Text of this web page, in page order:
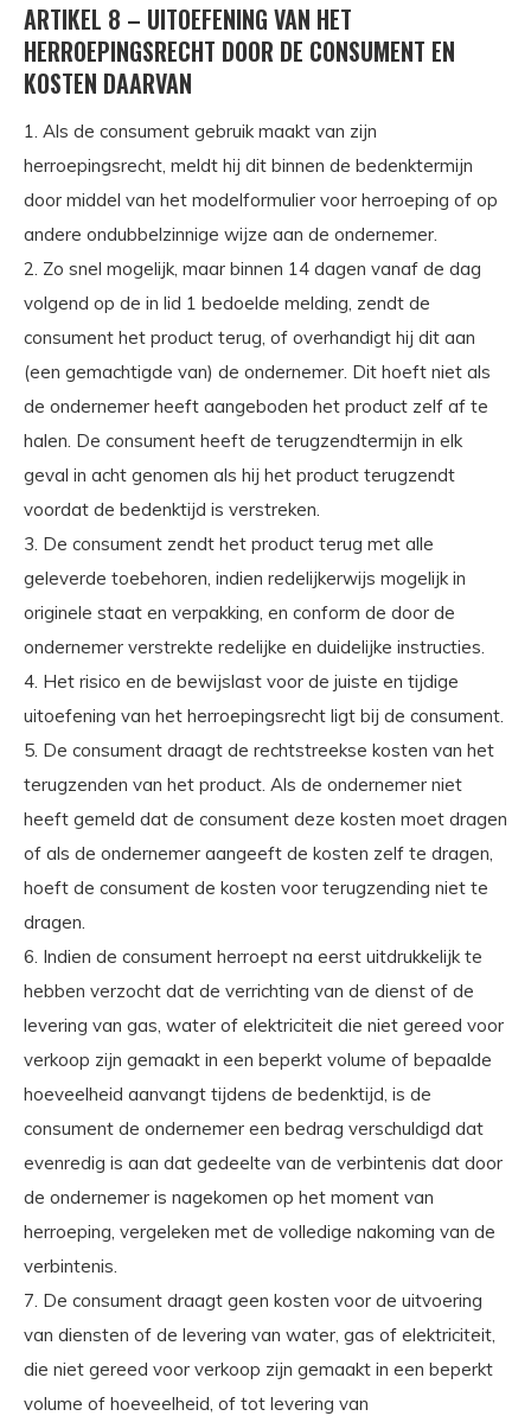
ARTIKEL 8 – UITOEFENING VAN HET
HERROEPINGSRECHT DOOR DE CONSUMENT EN
KOSTEN DAARVAN
1. Als de consument gebruik maakt van zijn
herroepingsrecht, meldt hij dit binnen de bedenktermijn
door middel van het modelformulier voor herroeping of op
andere ondubbelzinnige wijze aan de ondernemer.
2. Zo snel mogelijk, maar binnen 14 dagen vanaf de dag
volgend op de in lid 1 bedoelde melding, zendt de
consument het product terug, of overhandigt hij dit aan
(een gemachtigde van) de ondernemer. Dit hoeft niet als
de ondernemer heeft aangeboden het product zelf af te
halen. De consument heeft de terugzendtermijn in elk
geval in acht genomen als hij het product terugzendt
voordat de bedenktijd is verstreken.
3. De consument zendt het product terug met alle
geleverde toebehoren, indien redelijkerwijs mogelijk in
originele staat en verpakking, en conform de door de
ondernemer verstrekte redelijke en duidelijke instructies.
4. Het risico en de bewijslast voor de juiste en tijdige
uitoefening van het herroepingsrecht ligt bij de consument.
5. De consument draagt de rechtstreekse kosten van het
terugzenden van het product. Als de ondernemer niet
heeft gemeld dat de consument deze kosten moet dragen
of als de ondernemer aangeeft de kosten zelf te dragen,
hoeft de consument de kosten voor terugzending niet te
dragen.
6. Indien de consument herroept na eerst uitdrukkelijk te
hebben verzocht dat de verrichting van de dienst of de
levering van gas, water of elektriciteit die niet gereed voor
verkoop zijn gemaakt in een beperkt volume of bepaalde
hoeveelheid aanvangt tijdens de bedenktijd, is de
consument de ondernemer een bedrag verschuldigd dat
evenredig is aan dat gedeelte van de verbintenis dat door
de ondernemer is nagekomen op het moment van
herroeping, vergeleken met de volledige nakoming van de
verbintenis.
7. De consument draagt geen kosten voor de uitvoering
van diensten of de levering van water, gas of elektriciteit,
die niet gereed voor verkoop zijn gemaakt in een beperkt
volume of hoeveelheid, of tot levering van